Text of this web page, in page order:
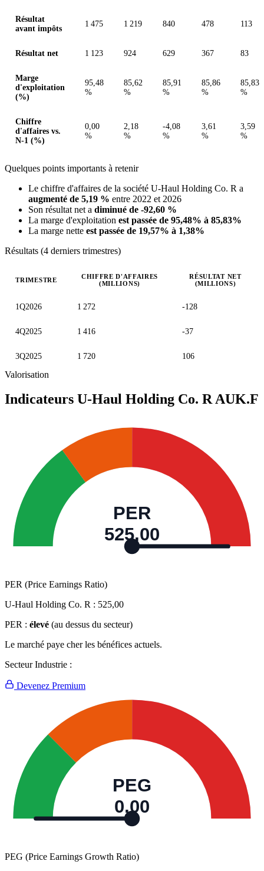
Résultat
avant impôts
1 475 1 219 840 478 113
Résultat net 1 123 924 629 367 83
Marge
d'exploitation
(%)
95,48
%
85,62
%
85,91
%
85,86
%
85,83
%
Chiffre
d'affaires vs.
N-1 (%)
0,00
%
2,18
%
-4,08
%
3,61
%
3,59
%
Quelques points importants à retenir
Le chiffre d'affaires de la société U-Haul Holding Co. R a
augmenté de 5,19 % entre 2022 et 2026
Son résultat net a diminué de -92,60 %
La marge d'exploitation est passée de 95,48% à 85,83%
La marge nette est passée de 19,57% à 1,38%
Résultats (4 derniers trimestres)
TRIMESTRE
CHIFFRE D'AFFAIRES
(MILLIONS)
RÉSULTAT NET
(MILLIONS)
1Q2026 1 272 -128
4Q2025 1 416 -37
3Q2025 1 720 106
Valorisation
Indicateurs U-Haul Holding Co. RAUK.F
PER
525,00
PER (Price Earnings Ratio)
U-Haul Holding Co. R : 525,00
PER : élevé (au dessus du secteur)
Le marché paye cher les bénéfices actuels.
Secteur Industrie :
Devenez Premium
PEG
0,00
PEG (Price Earnings Growth Ratio)